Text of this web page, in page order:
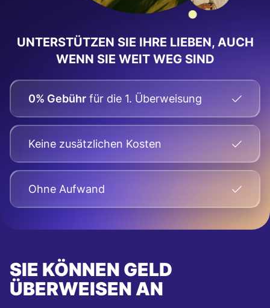
UNTERSTÜTZEN SIE IHRE LIEBEN, AUCH
WENN SIE WEIT WEG SIND
0% Gebühr für die 1. Überweisung
Keine zusätzlichen Kosten
Оhne Aufwand
SIE KÖNNEN GELD
ÜBERWEISEN AN